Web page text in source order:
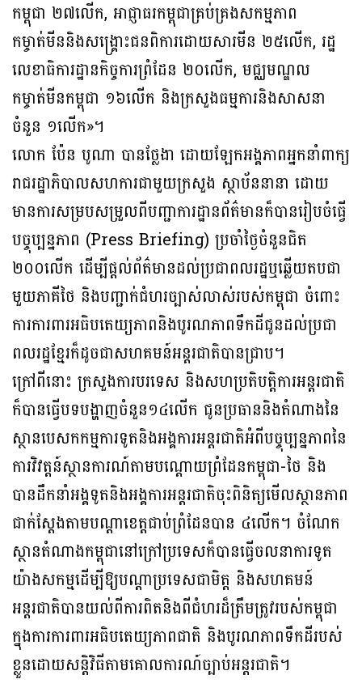
កម្ពុជា ២៧លើក, អាជ្ញាធរកម្ពុជាគ្រប់គ្រងសកម្មភាព
កម្ចាត់មីននិងសង្គ្រោះជនពិការដោយសារមីន ២៥លើក, រដ្ឋ
លេខាធិការដ្ឋានកិច្ចការព្រំដែន ២០លើក, មជ្ឈមណ្ឌល
កម្ចាត់មីនកម្ពុជា ១៦លើក និងក្រសួងធម្មការនិងសាសនា
ចំនួន ១លើក»។
លោក ប៉ែន បូណា បានថ្លែងា ដោយឡែកអង្គភាពអ្នកនាំពាក្យ
រាជរដ្ឋាភិបាលសហការជាមួយក្រសួង ស្ថាប័ននានា ដោយ
មានការសម្របសម្រួលពីបញ្ជាការដ្ឋានព័ត៌មានក៏បានរៀបចំធ្វើ
បច្ចុប្បន្នភាព (Press Briefing) ប្រចាំថ្ងៃចំនួនជិត
២០០លើក ដើម្បីផ្តល់ព័ត៌មានដល់ប្រជាពលរដ្ឋឬឆ្លើយតបជា
មួយភាគីថៃ និងបញ្ជាក់ជំហរច្បាស់លាស់របស់កម្ពុជា ចំពោះ
ការការពារអធិបតេយ្យភាពនិងបូរណភាពទឹកដីជូនដល់ប្រជា
ពលរដ្ឋខ្មែរក៏ដូចជាសហគមន៍អន្តរជាតិបានជ្រាប។
ក្រៅពីនោះ ក្រសួងការបរទេស និងសហប្រតិបត្តិការអន្តរជាតិ
ក៏បានធ្វើបទបង្ហាញចំនួន១៤លើក ជូនប្រធាននិងតំណាងនៃ
ស្ថានបេសកកម្មការទូតនិងអង្គការអន្តរជាតិអំពីបច្ចុប្បន្នភាពនៃ
ការវិវត្តន៍ស្ថានការណ៍តាមបណ្តោយព្រំដែនកម្ពុជា-ថៃ និង
បានដឹកនាំអង្គទូតនិងអង្គការអន្តរជាតិចុះពិនិត្យមើលស្ថានភាព
ជាក់ស្តែងតាមបណ្តាខេត្តជាប់ព្រំដែនបាន ៤លើក។ ចំណែក
ស្ថានតំណាងកម្ពុជានៅក្រៅប្រទេសក៏បានធ្វើចលនាការទូត
យ៉ាងសកម្មដើម្បីឱ្យបណ្តាប្រទេសជាមិត្ត និងសហគមន៍
អន្តរជាតិបានយល់ពីការពិតនិងពីជំហរដ៏ត្រឹមត្រូវរបស់កម្ពុជា
ក្នុងការការពារអធិបតេយ្យភាពជាតិ និងបូរណភាពទឹកដីរបស់
ខ្លួនដោយសន្តិវិធីតាមគោលការណ៍ច្បាប់អន្តរជាតិ។